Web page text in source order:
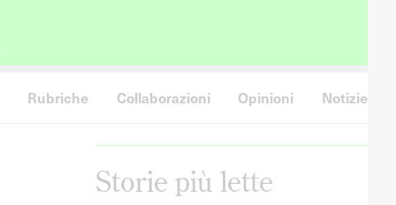
Rubriche Collaborazioni Opinioni Notizie
Storie più lette